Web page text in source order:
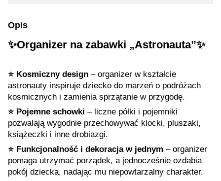
Opis
✨Organizer na zabawki „Astronauta”✨
⭐️ Kosmiczny design – organizer w kształcie
astronauty inspiruje dziecko do marzeń o podróżach
kosmicznych i zamienia sprzątanie w przygodę.
⭐️ Pojemne schowki – liczne półki i pojemniki
pozwalają wygodnie przechowywać klocki, pluszaki,
książeczki i inne drobiazgi.
⭐️ Funkcjonalność i dekoracja w jednym – organizer
pomaga utrzymać porządek, a jednocześnie ozdabia
pokój dziecka, nadając mu niepowtarzalny charakter.